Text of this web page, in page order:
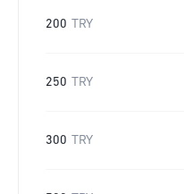
200 TRY
250 TRY
300 TRY